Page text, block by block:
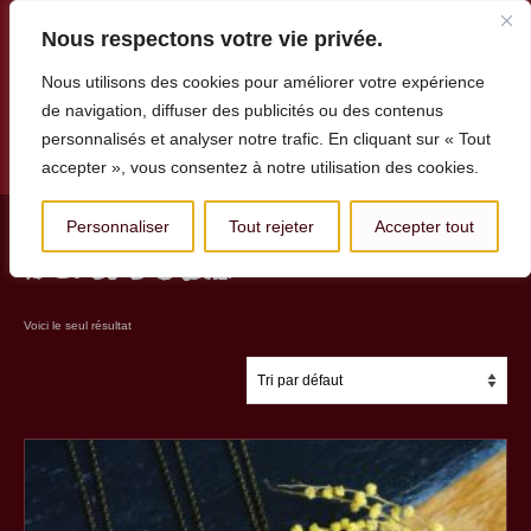
Nous respectons votre vie privée.
Nous utilisons des cookies pour améliorer votre expérience
de navigation, diffuser des publicités ou des contenus
personnalisés et analyser notre trafic. En cliquant sur « Tout
accepter », vous consentez à notre utilisation des cookies.
Personnaliser Tout rejeter Accepter tout
Menu
sautoir
Voici le seul résultat